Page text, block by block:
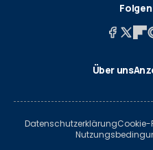
Über uns
DatenschutzerklärungCookie-